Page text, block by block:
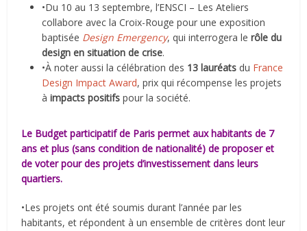
•Du 10 au 13 septembre, l’ENSCI – Les Ateliers
collabore avec la Croix-Rouge pour une exposition
baptisée Design Emergency, qui interrogera lerôle du
design en situation de crise.
•À noter aussi la célébration des 13 lauréats du France
Design Impact Award, prix qui récompense les projets
àimpacts positifs pour la société.
Le Budget participatif de Paris permet aux habitants de 7
ans et plus (sans condition de nationalité) de proposer et
de voter pour des projets d’investissement dans leurs
quartiers.
•Les projets ont été soumis durant l’année par les
habitants, et répondent à un ensemble de critères dont leur